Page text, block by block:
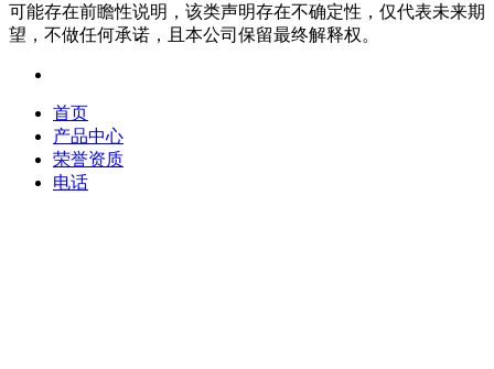
可能存在前瞻性说明，该类声明存在不确定性，仅代表未来期
望，不做任何承诺，且本公司保留最终解释权。
首页
产品中心
荣誉资质
电话